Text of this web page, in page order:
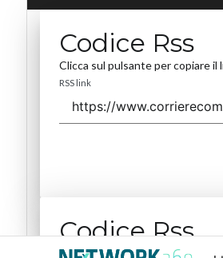
Codice Rss
Clicca sul pulsante per copiare il
RSS link
Codice Rss
Clicca sul pulsante per copiare il